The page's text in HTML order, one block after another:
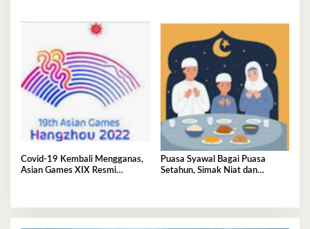
Covid-19 Kembali Mengganas,
Asian Games XIX Resmi
Puasa Syawal Bagai Puasa
Setahun, Simak Niat dan